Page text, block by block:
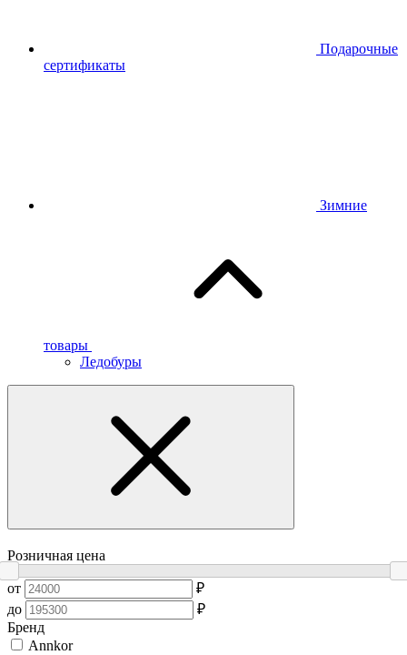
Подарочные
сертификаты
Зимние
товары
Ледобуры
Розничная цена
от
₽
до
₽
Бренд
Annkor